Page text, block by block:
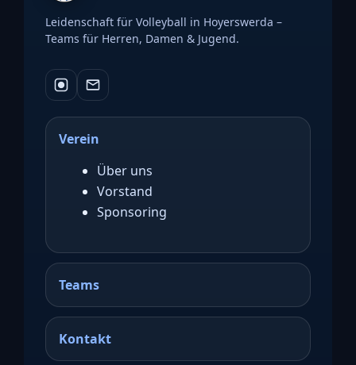
Leidenschaft für Volleyball in Hoyerswerda –
Teams für Herren, Damen & Jugend.
Verein
Über uns
Vorstand
Sponsoring
Teams
Kontakt